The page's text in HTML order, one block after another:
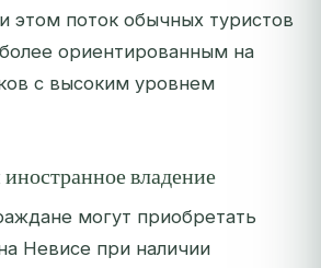
этом поток обычных туристов
ориентированным на
с высоким уровнем
иностранное владение
могут приобретать
Невисе при наличии